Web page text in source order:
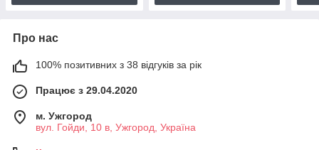
Про нас
100% позитивних з 38 відгуків за рік
Працює з 29.04.2020
м. Ужгород
вул. Гойди, 10 в, Ужгород, Україна